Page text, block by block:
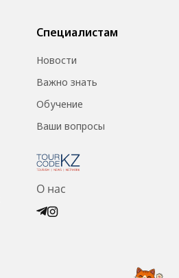
Специалистам
Новости
Важно знать
Обучение
Ваши вопросы
О нас